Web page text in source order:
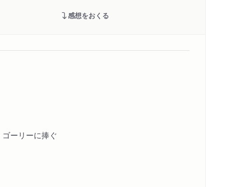
感想をおくる
ーリーに捧ぐ